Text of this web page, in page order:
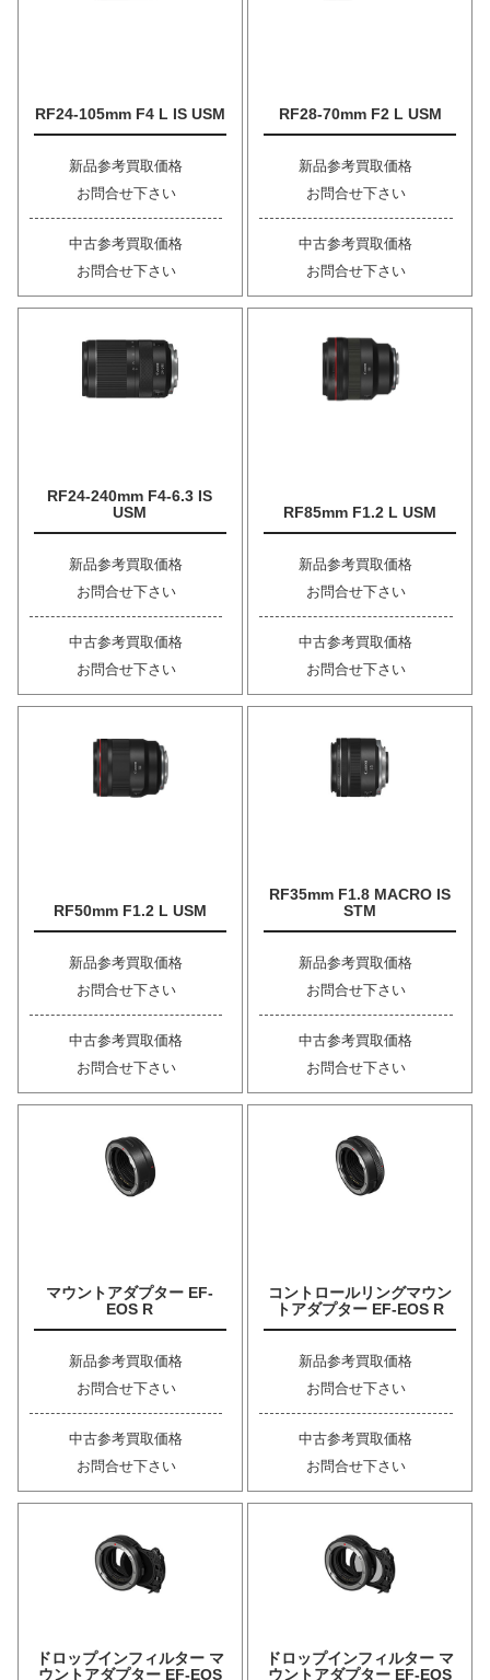
RF24-105mm F4 L IS USM
新品参考買取価格
お問合せ下さい
中古参考買取価格
お問合せ下さい
RF28-70mm F2 L USM
新品参考買取価格
お問合せ下さい
中古参考買取価格
お問合せ下さい
RF24-240mm F4-6.3 IS
USM
新品参考買取価格
お問合せ下さい
中古参考買取価格
お問合せ下さい
RF85mm F1.2 L USM
新品参考買取価格
お問合せ下さい
中古参考買取価格
お問合せ下さい
RF50mm F1.2 L USM
新品参考買取価格
お問合せ下さい
中古参考買取価格
お問合せ下さい
RF35mm F1.8 MACRO IS
STM
新品参考買取価格
お問合せ下さい
中古参考買取価格
お問合せ下さい
マウントアダプター EF-
EOS R
新品参考買取価格
お問合せ下さい
中古参考買取価格
お問合せ下さい
コントロールリングマウン
トアダプター EF-EOS R
新品参考買取価格
お問合せ下さい
中古参考買取価格
お問合せ下さい
ドロップインフィルター マ
ウントアダプター EF-EOS
ドロップインフィルター マ
ウントアダプター EF-EOS